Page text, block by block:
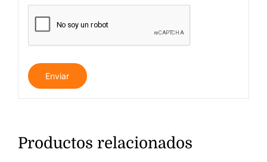
Productos relacionados